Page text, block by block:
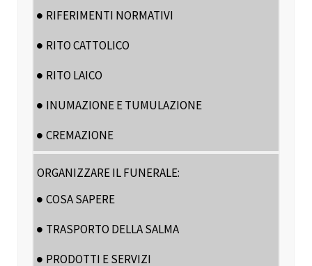
RIFERIMENTI NORMATIVI
RITO CATTOLICO
RITO LAICO
INUMAZIONE E TUMULAZIONE
CREMAZIONE
ORGANIZZARE IL FUNERALE:
COSA SAPERE
TRASPORTO DELLA SALMA
PRODOTTI E SERVIZI